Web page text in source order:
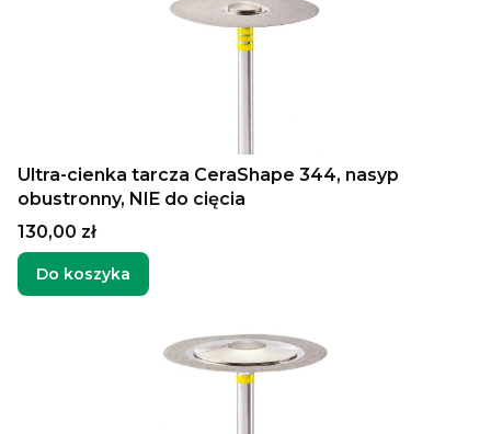
Ultra-cienka tarcza CeraShape 344, nasyp
obustronny, NIE do cięcia
Cena
130,00 zł
Do koszyka